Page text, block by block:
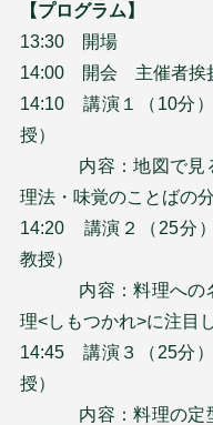
【プログラム】
13:30 開場
14:00 開会 主催者挨
14:10 講演１（10分
授）
内容：地図で見る
理法・味覚のことばの
14:20 講演２（25分
教授）
内容：料理への名
理<しもつかれ>に注目
14:45 講演３（25分
授）
内容：料理の定型